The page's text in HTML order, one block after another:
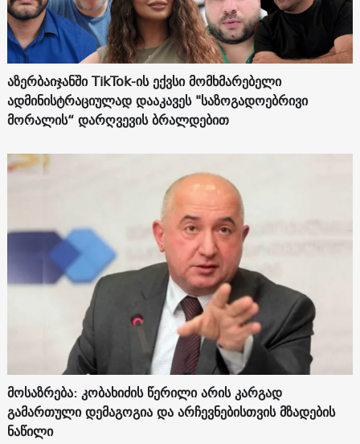
აზერბაიჯანში TikTok-ის ექვსი მომხმარებელი
ადმინისტრაციულად დააკავეს "საზოგადოებრივი
მორალის“ დარღვევის ბრალდებით
მოსაზრება: კობახიძის წერილი არის კარგად
გამართული დემაგოგია და არჩევნებისთვის მზადების
ნაწილი